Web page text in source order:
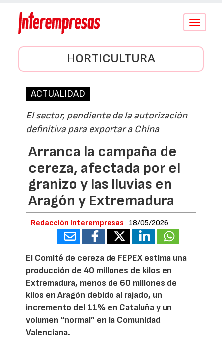
Conmutar
HORTICULTURA
ACTUALIDAD
El sector, pendiente de la autorización
definitiva para exportar a China
Arranca la campaña de
cereza, afectada por el
granizo y las lluvias en
Aragón y Extremadura
Redacción Interempresas 18/05/2026
El Comité de cereza de FEPEX estima una
producción de 40 millones de kilos en
Extremadura, menos de 60 millones de
kilos en Aragón debido al rajado, un
incremento del 11% en Cataluña y un
volumen “normal” en la Comunidad
Valenciana.